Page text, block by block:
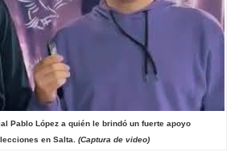
Pablo López a quién le brindó un fuerte apoyo
en Salta.
(Captura de video)